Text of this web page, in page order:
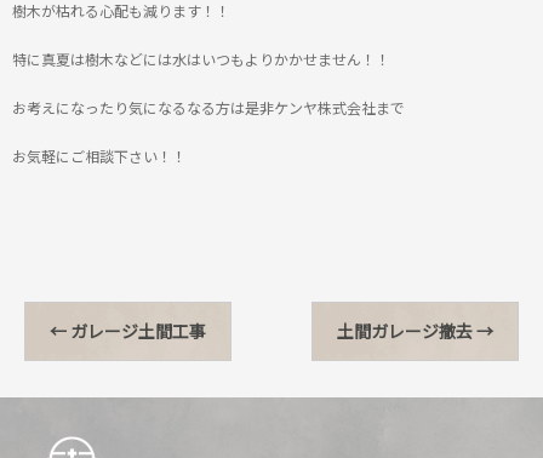
樹木が枯れる心配も減ります！！
特に真夏は樹木などには水はいつもよりかかせません！！
お考えになったり気になるなる方は是非ケンヤ株式会社まで
お気軽にご相談下さい！！
← ガレージ土間工事 土間ガレージ撤去→